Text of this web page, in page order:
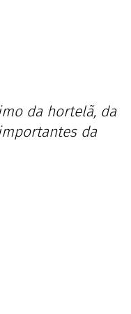
da hortelã, da
da